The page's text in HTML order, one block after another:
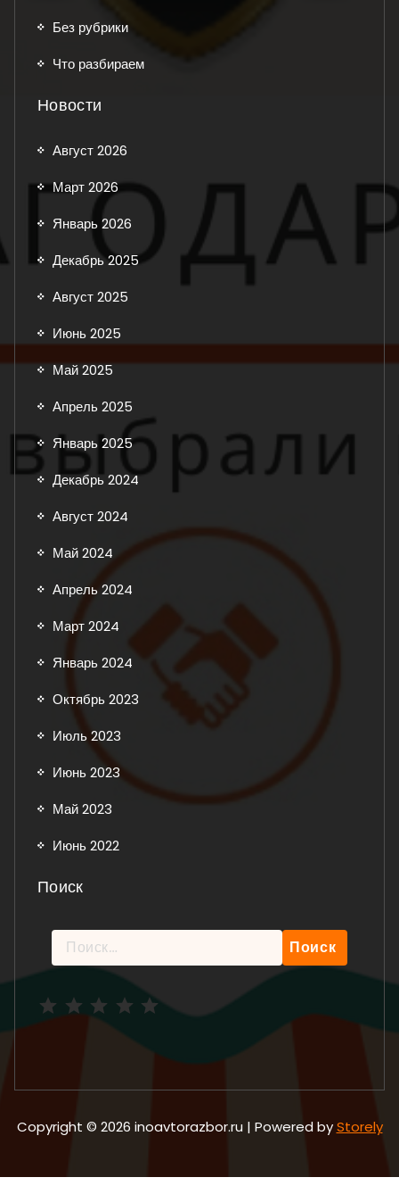
Без рубрики
Что разбираем
Новости
Август 2026
Март 2026
Январь 2026
Декабрь 2025
Август 2025
Июнь 2025
Май 2025
Апрель 2025
Январь 2025
Декабрь 2024
Август 2024
Май 2024
Апрель 2024
Март 2024
Январь 2024
Октябрь 2023
Июль 2023
Июнь 2023
Май 2023
Июнь 2022
Поиск
Найти:
Copyright © 2026 inoavtorazbor.ru | Powered byStorely